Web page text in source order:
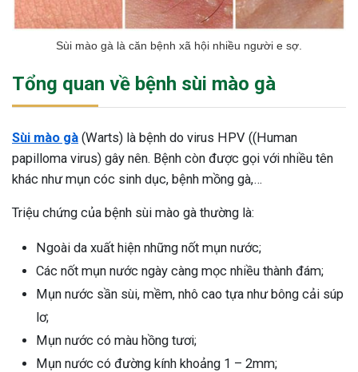
Sùi mào gà là căn bệnh xã hội nhiều người e sợ.
Tổng quan về bệnh sùi mào gà
Sùi mào gà (Warts) là bệnh do virus HPV ((Human
papilloma virus) gây nên. Bệnh còn được gọi với nhiều tên
khác như mụn cóc sinh dục, bệnh mồng gà,…
Triệu chứng của bệnh sùi mào gà thường là:
Ngoài da xuất hiện những nốt mụn nước;
Các nốt mụn nước ngày càng mọc nhiều thành đám;
Mụn nước sần sùi, mềm, nhô cao tựa như bông cải súp
lơ;
Mụn nước có màu hồng tươi;
Mụn nước có đường kính khoảng 1 – 2mm;